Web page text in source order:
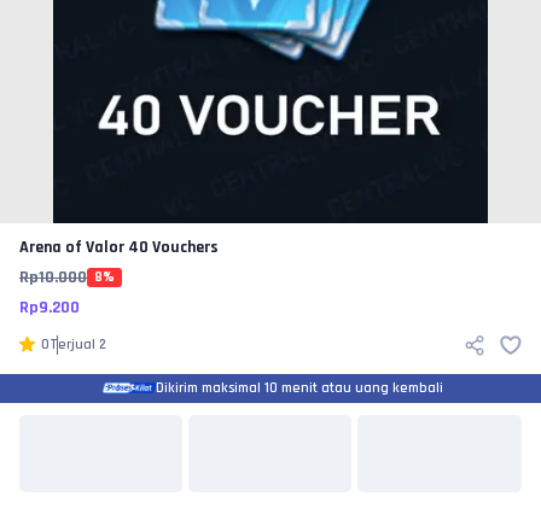
Arena of Valor 40 Vouchers
Rp10.000 8%
Rp9.200
0Terjual 2
Dikirim maksimal 10 menit atau uang kembali